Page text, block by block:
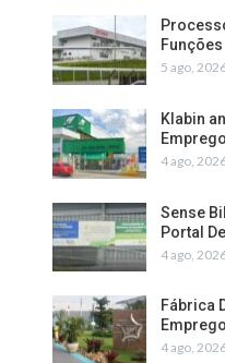
5 ago,
Klabin
4 ago,
Sense
Portal
4 ago,
Fábrica
4 ago,